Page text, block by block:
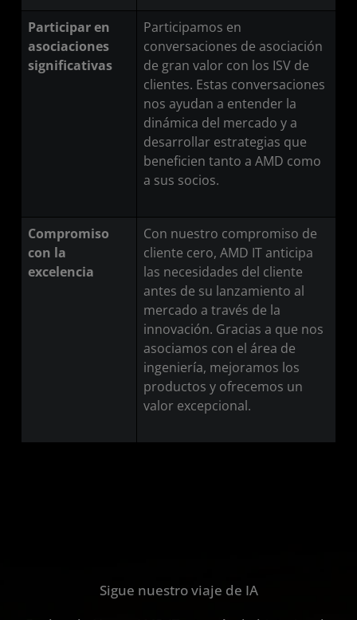
Participar en
asociaciones
significativas
Participamos en
conversaciones de asociación
de gran valor con los ISV de
clientes. Estas conversaciones
nos ayudan a entender la
dinámica del mercado y a
desarrollar estrategias que
beneficien tanto a AMD como
a sus socios.
Compromiso
con la
excelencia
Con nuestro compromiso de
cliente cero, AMD IT anticipa
las necesidades del cliente
antes de su lanzamiento al
mercado a través de la
innovación. Gracias a que nos
asociamos con el área de
ingeniería, mejoramos los
productos y ofrecemos un
valor excepcional.
Sigue nuestro viaje de IA